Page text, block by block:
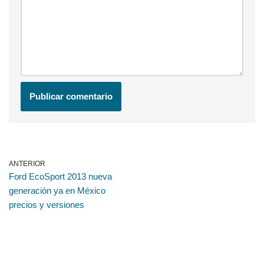
ANTERIOR
Ford EcoSport 2013 nueva
generación ya en México
precios y versiones